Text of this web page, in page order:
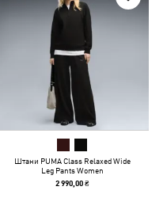
Штани PUMA Class Relaxed Wide
Leg Pants Women
2 990,00 ₴